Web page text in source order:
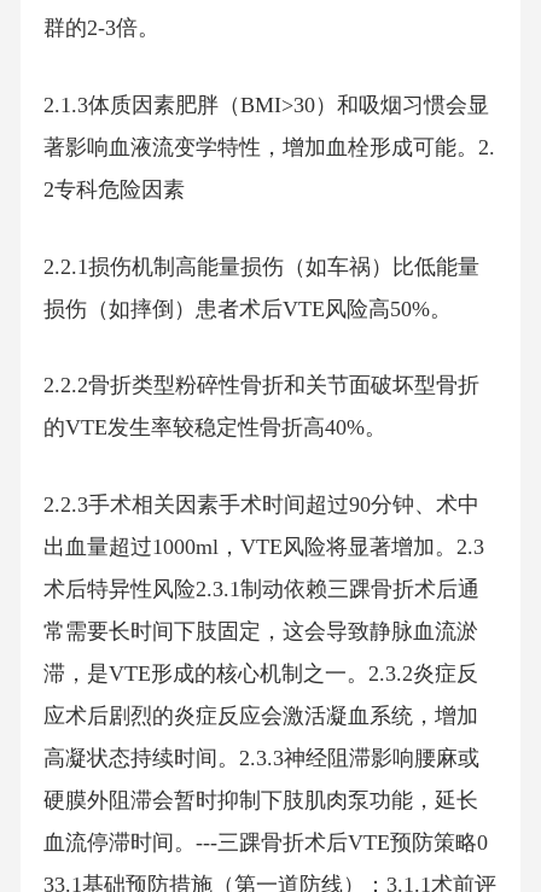
群的2-3倍。
2.1.3体质因素肥胖（BMI>30）和吸烟习惯会显
著影响血液流变学特性，增加血栓形成可能。2.
2专科危险因素
2.2.1损伤机制高能量损伤（如车祸）比低能量
损伤（如摔倒）患者术后VTE风险高50%。
2.2.2骨折类型粉碎性骨折和关节面破坏型骨折
的VTE发生率较稳定性骨折高40%。
2.2.3手术相关因素手术时间超过90分钟、术中
出血量超过1000ml，VTE风险将显著增加。2.3
术后特异性风险2.3.1制动依赖三踝骨折术后通
常需要长时间下肢固定，这会导致静脉血流淤
滞，是VTE形成的核心机制之一。2.3.2炎症反
应术后剧烈的炎症反应会激活凝血系统，增加
高凝状态持续时间。2.3.3神经阻滞影响腰麻或
硬膜外阻滞会暂时抑制下肢肌肉泵功能，延长
血流停滞时间。---三踝骨折术后VTE预防策略0
33.1基础预防措施（第一道防线）：3.1.1术前评